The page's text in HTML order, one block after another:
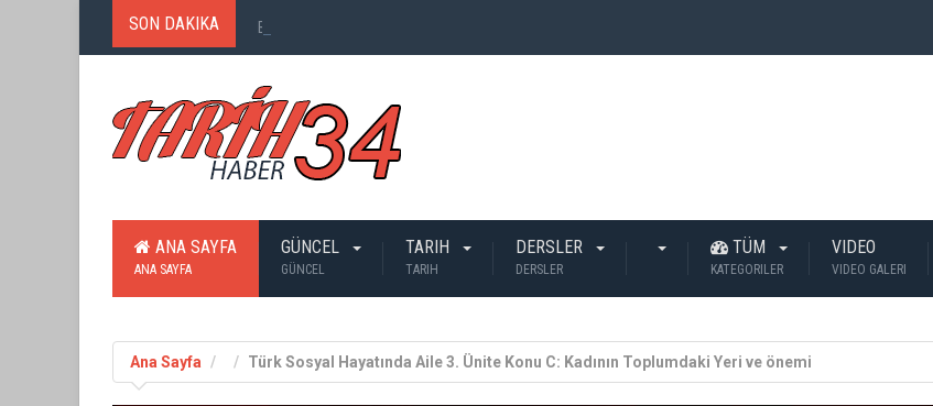
SON DAKIKA Birinci Dünya Savaşı`nda Ne Kadar İnsan Öldü?
ANA SAYFA
ANA SAYFA
GÜNCEL
GÜNCEL
TARIH
TARIH
DERSLER
DERSLER
TÜM
KATEGORILER
VIDEO
VIDEO GALERI
Ana Sayfa Türk Sosyal Hayatında Aile 3. Ünite Konu C: Kadının Toplumdaki Yeri ve önemi